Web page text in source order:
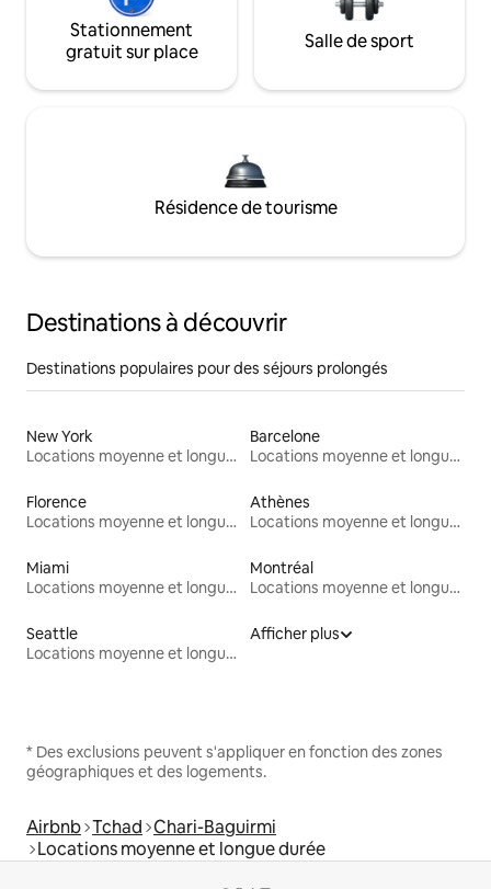
Stationnement
gratuit sur place
Salle de sport
Résidence de tourisme
Destinations à découvrir
Destinations populaires pour des séjours prolongés
New York
Locations moyenne et longue durée
Barcelone
Locations moyenne et longue durée
Florence
Locations moyenne et longue durée
Athènes
Locations moyenne et longue durée
Miami
Locations moyenne et longue durée
Montréal
Locations moyenne et longue durée
Seattle
Locations moyenne et longue durée
Afficher plus
* Des exclusions peuvent s'appliquer en fonction des zones
géographiques et des logements.
Airbnb Tchad Chari-Baguirmi
Locations moyenne et longue durée